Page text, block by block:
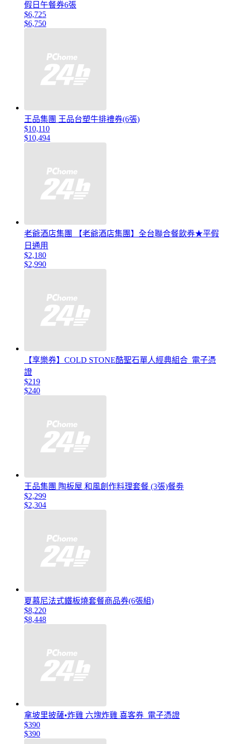
假日午餐券6張
$6,725
$6,750
王品集團 王品台塑牛排禮券(6張)
$10,110
$10,494
老爺酒店集團 【老爺酒店集團】全台聯合餐飲券★平假
日通用
$2,180
$2,990
【享樂券】COLD STONE酷聖石單人經典組合_電子憑
證
$219
$240
王品集團 陶板屋 和風創作料理套餐 (3張)餐劵
$2,299
$2,304
夏慕尼法式鐵板燒套餐商品券(6張組)
$8,220
$8,448
拿坡里披薩•炸雞 六塊炸雞 喜客券_電子憑證
$390
$390